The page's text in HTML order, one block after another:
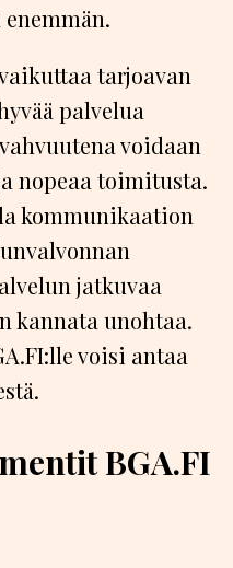
tarjoavan
palvelua
voidaan
nopeaa toimitusta.
kommunikaation
jatkuvaa
kannata unohtaa.
voisi antaa
BGA.FI